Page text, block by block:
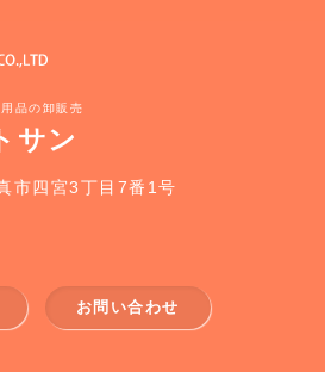
品の卸販売
サン
市四宮3丁目7番1号
お問い合わせ